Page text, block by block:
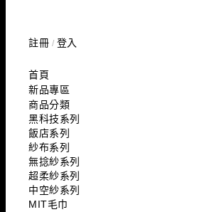
註冊 / 登入
首頁
新品專區
商品分類
黑科技系列
飯店系列
紗布系列
無捻紗系列
超柔紗系列
中空紗系列
MIT毛巾